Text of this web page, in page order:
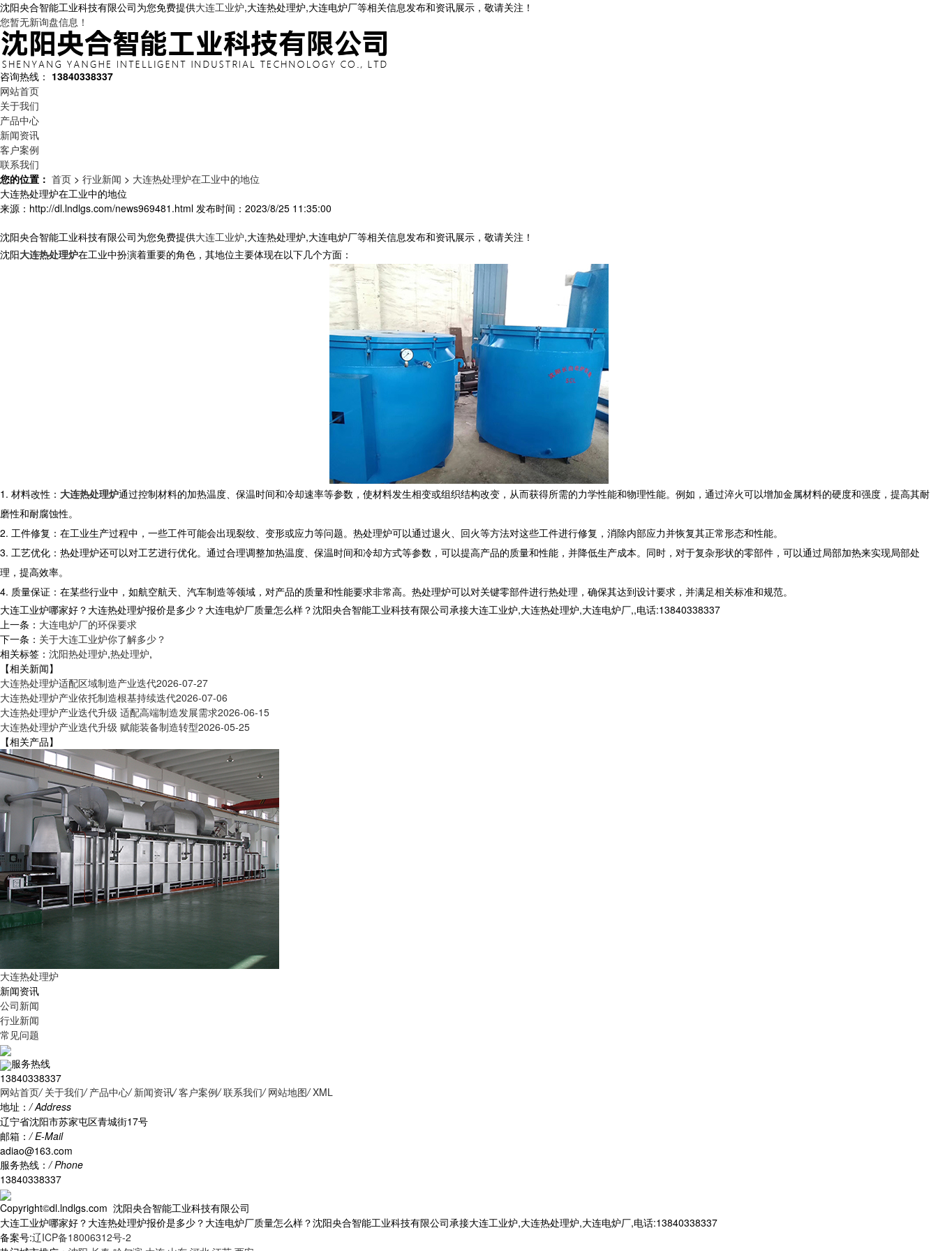
沈阳央合智能工业科技有限公司为您免费提供大连工业炉,大连热处理炉,大连电炉厂等相关信息发布和资讯展示，敬请关注！
您暂无新询盘信息！
咨询热线： 13840338337
网站首页
关于我们
产品中心
新闻资讯
客户案例
联系我们
您的位置： 首页 > 行业新闻 > 大连热处理炉在工业中的地位
大连热处理炉在工业中的地位
来源：http://dl.lndlgs.com/news969481.html 发布时间：2023/8/25 11:35:00
沈阳央合智能工业科技有限公司为您免费提供大连工业炉,大连热处理炉,大连电炉厂等相关信息发布和资讯展示，敬请关注！
沈阳大连热处理炉在工业中扮演着重要的角色，其地位主要体现在以下几个方面：
1. 材料改性： 大连热处理炉通过控制材料的加热温度、保温时间和冷却速率等参数，使材料发生相变或组织结构改变，从而获得所需的力学性能和物理性能。例如，通过淬火可以增加金属材料的硬度和强度，提高其耐
磨性和耐腐蚀性。
2. 工件修复：在工业生产过程中，一些工件可能会出现裂纹、变形或应力等问题。热处理炉可以通过退火、回火等方法对这些工件进行修复，消除内部应力并恢复其正常形态和性能。
3. 工艺优化：热处理炉还可以对工艺进行优化。通过合理调整加热温度、保温时间和冷却方式等参数，可以提高产品的质量和性能，并降低生产成本。同时，对于复杂形状的零部件，可以通过局部加热来实现局部处
理，提高效率。
4. 质量保证：在某些行业中，如航空航天、汽车制造等领域，对产品的质量和性能要求非常高。热处理炉可以对关键零部件进行热处理，确保其达到设计要求，并满足相关标准和规范。
大连工业炉哪家好？大连热处理炉报价是多少？大连电炉厂质量怎么样？沈阳央合智能工业科技有限公司承接大连工业炉,大连热处理炉,大连电炉厂,,电话:13840338337
上一条： 大连电炉厂的环保要求
下一条： 关于大连工业炉你了解多少？
相关标签： 沈阳热处理炉,热处理炉,
【相关新闻】
大连热处理炉适配区域制造产业迭代2026-07-27
大连热处理炉产业依托制造根基持续迭代2026-07-06
大连热处理炉产业迭代升级 适配高端制造发展需求2026-06-15
大连热处理炉产业迭代升级 赋能装备制造转型2026-05-25
【相关产品】
大连热处理炉
新闻资讯
公司新闻
行业新闻
常见问题
服务热线
13840338337
网站首页/ 关于我们/ 产品中心/ 新闻资讯/ 客户案例/ 联系我们/ 网站地图/ XML
地址：/ Address
辽宁省沈阳市苏家屯区青城街17号
邮箱：/ E-Mail
adiao@163.com
服务热线：/ Phone
13840338337
Copyright©dl.lndlgs.com 沈阳央合智能工业科技有限公司
大连工业炉哪家好？大连热处理炉报价是多少？大连电炉厂质量怎么样？沈阳央合智能工业科技有限公司承接大连工业炉,大连热处理炉,大连电炉厂,电话:13840338337
备案号:辽ICP备18006312号-2